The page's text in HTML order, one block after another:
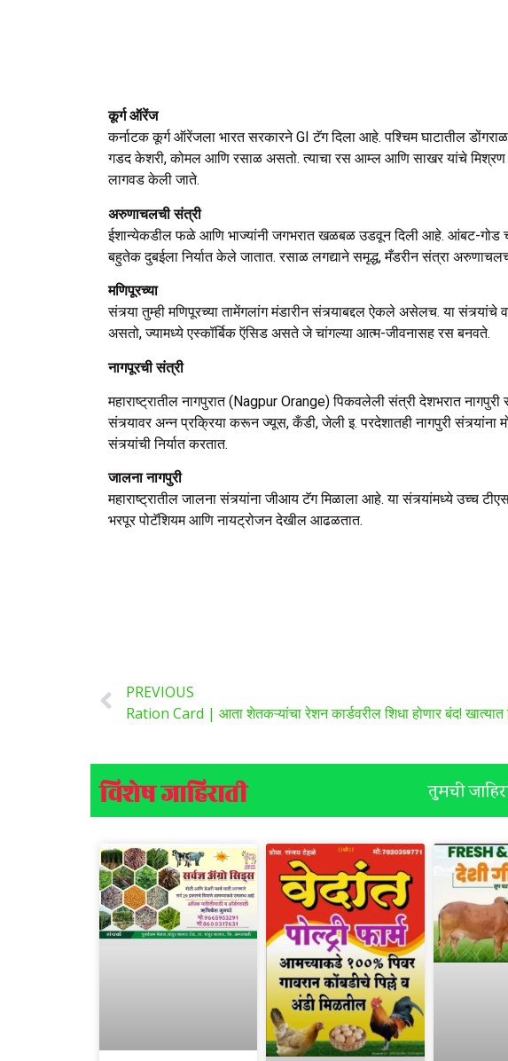
कूर्ग ऑरेंज
कर्नाटक कूर्ग ऑरेंजला भारत सरकारने GI टॅग दिला आहे. पश्चिम घाटातील
गडद केशरी, कोमल आणि रसाळ असतो. त्याचा रस आम्ल आणि साखर यांचे मिश्रण
लागवड केली जाते.
अरुणाचलची संत्री
ईशान्येकडील फळे आणि भाज्यांनी जगभरात खळबळ उडवून दिली आहे. आंबट-गोड
बहुतेक दुबईला निर्यात केले जातात. रसाळ लगद्याने समृद्ध, मँडरीन संत्रा
मणिपूरच्या
संत्र्या तुम्ही मणिपूरच्या तामेंगलांग मंडारीन संत्र्याबद्दल ऐकले असेलच. या
असतो, ज्यामध्ये एस्कॉर्बिक ऍसिड असते जे चांगल्या आत्म-जीवनासह रस बनवते.
नागपूरची संत्री
महाराष्ट्रातील नागपुरात (Nagpur Orange) पिकवलेली संत्री देशभरात
संत्र्यावर अन्न प्रक्रिया करून ज्यूस, कँडी, जेली इ. परदेशातही नागपुरी
संत्र्यांची निर्यात करतात.
जालना नागपुरी
महाराष्ट्रातील जालना संत्र्यांना जीआय टॅग मिळाला आहे. या संत्र्यांमध्ये
भरपूर पोटॅशियम आणि नायट्रोजन देखील आढळतात.
PREVIOUS
विशेष जाहिराती तुमची